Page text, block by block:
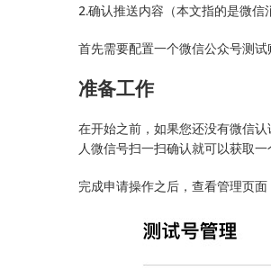
2.确认推送内容（本文指的是微信
首先需要配置一个微信公众号测试
准备工作
在开始之前，如果您还没有微信
人微信号扫一扫确认就可以获取
完成申请操作之后，查看管理页